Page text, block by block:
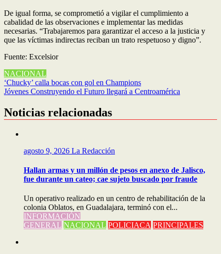
De igual forma, se comprometió a vigilar el cumplimiento a
cabalidad de las observaciones e implementar las medidas
necesarias. “Trabajaremos para garantizar el acceso a la justicia y
que las víctimas indirectas reciban un trato respetuoso y digno”.
Fuente: Excelsior
NACIONAL
Navegación
de
entradas
‘Chucky’ calla bocas con gol en Champions
Jóvenes Construyendo el Futuro llegará a Centroamérica
Noticias relacionadas
agosto 9, 2026 La Redacción
Hallan armas y un millón de pesos en anexo de Jalisco,
fue durante un cateo; cae sujeto buscado por fraude
Un operativo realizado en un centro de rehabilitación de la
colonia Oblatos, en Guadalajara, terminó con el...
INFORMACIÓN
GENERAL NACIONAL POLICIACA PRINCIPALES